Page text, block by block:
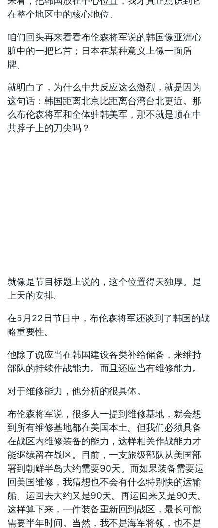
在整个地区中的核心地位。
咱们回头再来看看布伦森将军说的韩国像亚洲心
脏中的一把匕首；日本在某种意义上像一面盾
牌。
就明白了，为什么中共反应这么激烈，就是因为
这句话：韩国距离北京比距离台湾台北更近。那
么布伦森将军和全体驻韩美军，那不就是顶在中
共脖子上的刀尖吗？
就像是节目标题上说的，这个位置得天独厚。是
上天的安排。
在5月22日节目中，布伦森将军还谈到了韩国的战
略重要性。
他除了说应当在韩国建设各类补给储备，来维持
部队的持续作战能力。而且还应当有维修能力。
对于维修能力，他分析的很具体。
布伦森将军说，很多人一提到维修基地，就会想
到所有维修基地都在美国本土。但我们必须具备
在战区内维修装备的能力，这样相关作战能力才
能继续留在战区。目前，一支旅级部队从美国部
署到朝鲜半岛大约需要90天。而如果装备需要运
回美国维修，我猜想也不会有什么特别快的运输
船。运回去大约又是90天。再运回来又是90天。
这样算下来，一件装备重新回到战区，最长可能
需要半年时间。当然，我不是海军将领，也不是